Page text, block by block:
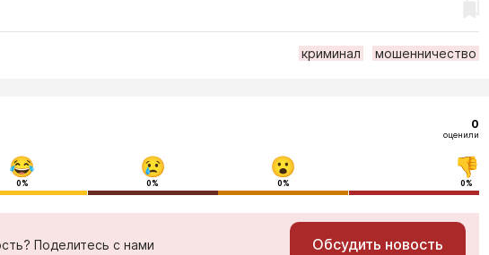
криминал мошенничество
0
оценили
0% 0% 0% 0%
Поделитесь с нами Обсудить новость